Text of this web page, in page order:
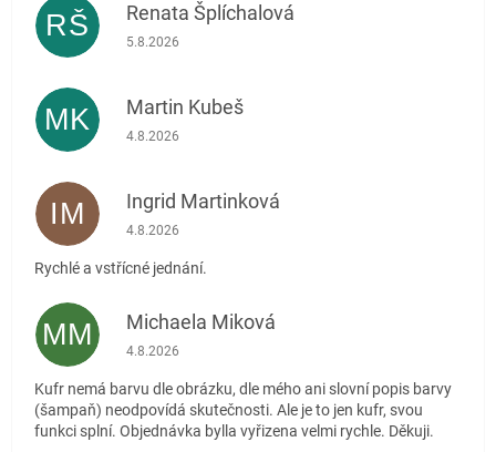
RŠ Renata Šplíchalová
Hodnocení obchodu je 5 z 5 hvězdiček.
5.8.2026
MK Martin Kubeš
Hodnocení obchodu je 5 z 5 hvězdiček.
4.8.2026
IM Ingrid Martinková
Hodnocení obchodu je 5 z 5 hvězdiček.
4.8.2026
Rychlé a vstřícné jednání.
MM Michaela Miková
Hodnocení obchodu je 5 z 5 hvězdiček.
4.8.2026
Kufr nemá barvu dle obrázku, dle mého ani slovní popis barvy
(šampaň) neodpovídá skutečnosti. Ale je to jen kufr, svou
funkci splní. Objednávka bylla vyřizena velmi rychle. Děkuji.